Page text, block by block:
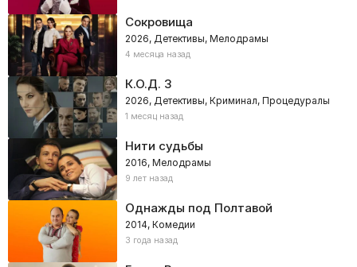
Сокровища
2026, Детективы, Мелодрамы
4 месяца назад
К.О.Д. 3
2026, Детективы, Криминал, Процедуралы
1 месяц назад
Нити судьбы
2016, Мелодрамы
9 лет назад
Однажды под Полтавой
2014, Комедии
3 года назад